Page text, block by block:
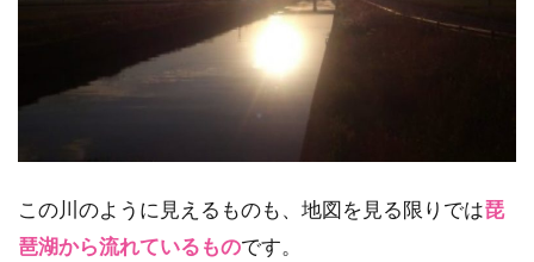
この川のように見えるものも、地図を見る限りでは琵
琶湖から流れているものです。